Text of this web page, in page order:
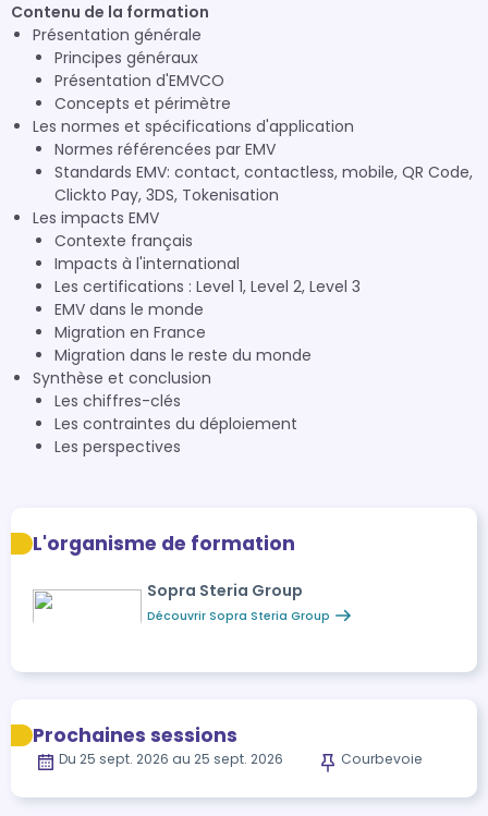
Contenu de la formation
Présentation générale
Principes généraux
Présentation d'EMVCO
Concepts et périmètre
Les normes et spécifications d'application
Normes référencées par EMV
Standards EMV: contact, contactless, mobile, QR Code,
Clickto Pay, 3DS, Tokenisation
Les impacts EMV
Contexte français
Impacts à l'international
Les certifications : Level 1, Level 2, Level 3
EMV dans le monde
Migration en France
Migration dans le reste du monde
Synthèse et conclusion
Les chiffres-clés
Les contraintes du déploiement
Les perspectives
L'organisme de formation
Sopra Steria Group
Découvrir Sopra Steria Group
Prochaines sessions
Du 25 sept. 2026 au 25 sept. 2026 Courbevoie